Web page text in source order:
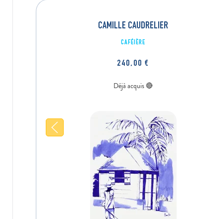
CAMILLE CAUDRELIER
CAFÉIÈRE
240,00€